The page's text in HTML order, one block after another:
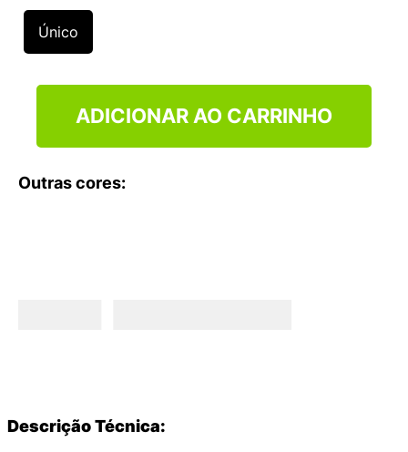
Único
ADICIONAR AO CARRINHO
Outras cores:
Descrição Técnica:
9º
NEW 530
10º VEJA COUNTRY